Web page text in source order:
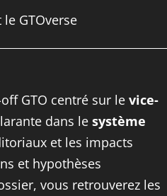
le GTOverse
GTO centré sur le vice-
dans le système
et les impacts
et hypothèses
vous retrouverez les